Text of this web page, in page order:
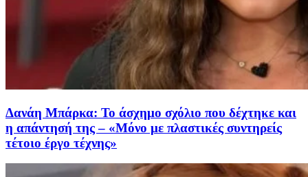
Δανάη Μπάρκα: Το άσχημο σχόλιο που δέχτηκε και
η απάντησή της – «Μόνο με πλαστικές συντηρείς
τέτοιο έργο τέχνης»